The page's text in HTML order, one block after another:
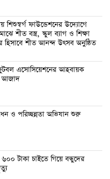
শিশুস্বর্গ ফাউন্ডেশনের উদ্যোগে
মাঝে শীত বস্ত্র, স্কুল ব্যাগ ও শিক্ষা
শীত আনন্দ উৎসব অনুষ্ঠিত
এসোসিয়েশনের আহবায়ক
আজাদ
ও পরিচ্ছন্নতা অভিযান শুরু
টাকা চাইতে গিয়ে বন্ধুদের